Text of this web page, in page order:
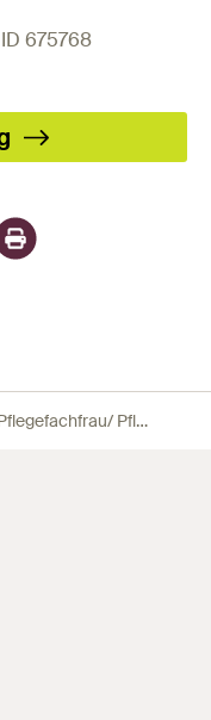
ID 675768
Dipl. Pflegefachfrau/ Pflegefachmann HF-Temporär | Sommerkässeli schon gefüllt?